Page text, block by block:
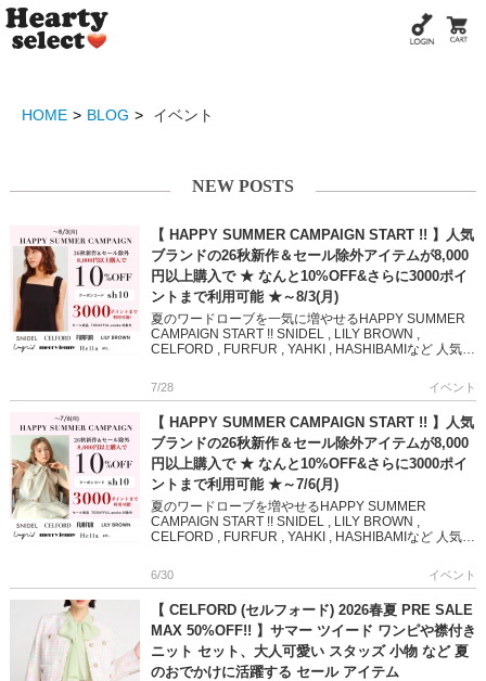
HOME BLOG イベント
NEW POSTS
【 HAPPY SUMMER CAMPAIGN START !! 】人気
ブランドの26秋新作＆セール除外アイテムが8,000
円以上購入で ★ なんと10%OFF&さらに3000ポイ
ントまで利用可能 ★～8/3(月)
夏のワードローブを一気に増やせるHAPPY SUMMER
CAMPAIGN START !! SNIDEL , LILY BROWN ,
CELFORD , FURFUR , YAHKI , HASHIBAMIなど 人気
7/28 イベント
【 HAPPY SUMMER CAMPAIGN START !! 】人気
ブランドの26秋新作＆セール除外アイテムが8,000
円以上購入で ★ なんと10%OFF&さらに3000ポイ
ントまで利用可能 ★～7/6(月)
夏のワードローブを増やせるHAPPY SUMMER
CAMPAIGN START !! SNIDEL , LILY BROWN ,
CELFORD , FURFUR , YAHKI , HASHIBAMIなど 人気ブ
6/30 イベント
【 CELFORD (セルフォード) 2026春夏 PRE SALE
MAX 50%OFF!! 】サマー ツイード ワンピや襟付き
ニット セット、大人可愛い スタッズ 小物 など 夏
のおでかけに活躍する セール アイテム